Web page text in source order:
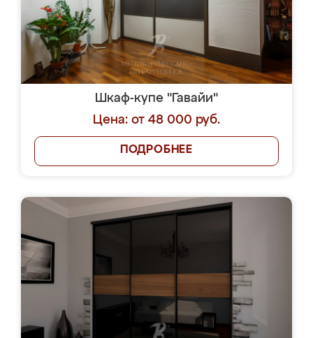
Шкаф-купе "Гавайи"
Цена: от 48 000 руб.
ПОДРОБНЕЕ